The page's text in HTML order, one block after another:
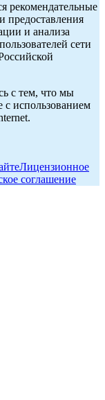
рекомендательные
предоставления
и анализа
сети
с тем, что мы
использованием
Лицензионное
соглашение